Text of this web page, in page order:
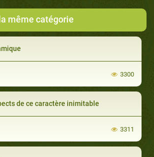
même catégorie
3300
de ce caractère inimitable
3311